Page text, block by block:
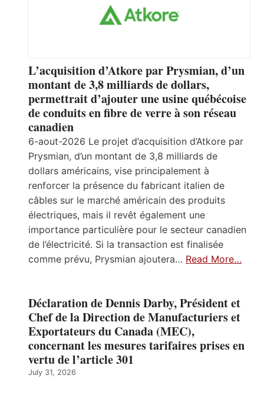
L’acquisition d’Atkore par Prysmian, d’un
montant de 3,8 milliards de dollars,
permettrait d’ajouter une usine québécoise
de conduits en fibre de verre à son réseau
canadien
6-aout-2026 Le projet d’acquisition d’Atkore par
Prysmian, d’un montant de 3,8 milliards de
dollars américains, vise principalement à
renforcer la présence du fabricant italien de
câbles sur le marché américain des produits
électriques, mais il revêt également une
importance particulière pour le secteur canadien
de l’électricité. Si la transaction est finalisée
comme prévu, Prysmian ajoutera… Read More…
Déclaration de Dennis Darby, Président et
Chef de la Direction de Manufacturiers et
Exportateurs du Canada (MEC),
concernant les mesures tarifaires prises en
vertu de l’article 301
July 31, 2026